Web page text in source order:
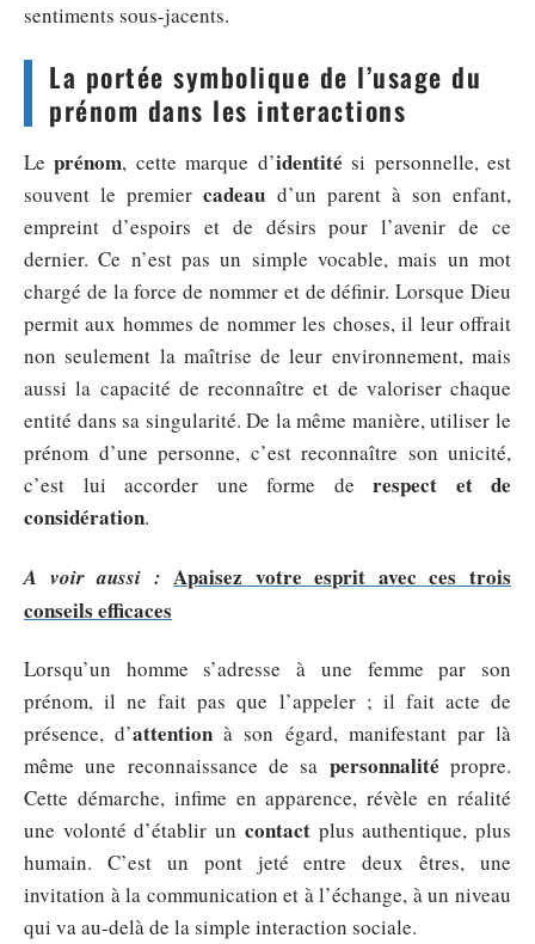
sentiments sous-jacents.
La portée symbolique de l’usage du
prénom dans les interactions
Leprénom, cette marque d’identité si personnelle, est
souvent le premiercadeau d’un parent à son enfant,
empreint d’espoirs et de désirs pour l’avenir de ce
dernier. Ce n’est pas un simple vocable, mais un mot
chargé de la force de nommer et de définir. Lorsque Dieu
permit aux hommes de nommer les choses, il leur offrait
non seulement la maîtrise de leur environnement, mais
aussi la capacité de reconnaître et de valoriser chaque
entité dans sa singularité. De la même manière, utiliser le
prénom d’une personne, c’est reconnaître son unicité,
c’est lui accorder une forme de respect et de
considération.
A voir aussi : Apaisez votre esprit avec ces trois
conseils efficaces
Lorsqu’un homme s’adresse à une femme par son
prénom, il ne fait pas que l’appeler ; il fait acte de
présence, d’attention à son égard, manifestant par là
même une reconnaissance de sa personnalité propre.
Cette démarche, infime en apparence, révèle en réalité
une volonté d’établir un contactplus authentique, plus
humain. C’est un pont jeté entre deux êtres, une
invitation à la communication et à l’échange, à un niveau
qui va au-delà de la simple interaction sociale.